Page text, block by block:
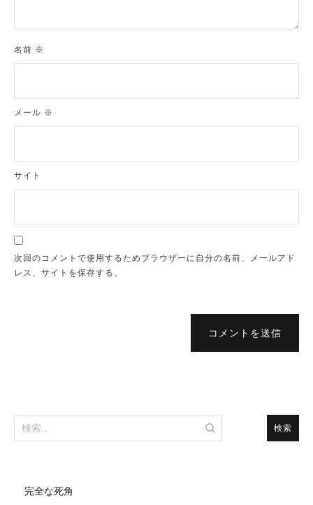
名前 ※
メール ※
サイト
次回のコメントで使用するためブラウザーに自分の名前、メールアド
レス、サイトを保存する。
コメントを送信
検
索:
完全な死角